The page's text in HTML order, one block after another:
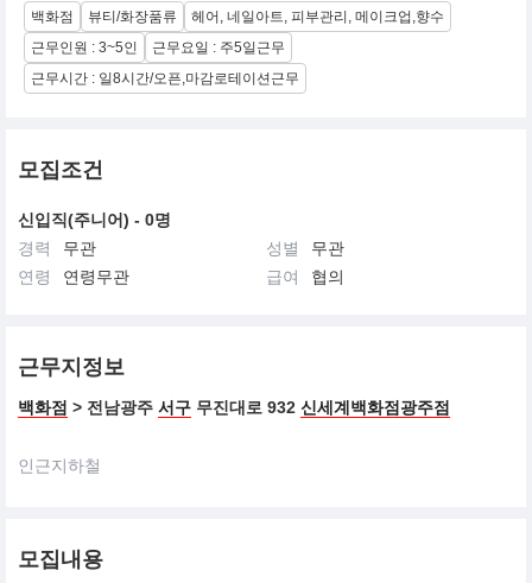
백화점 뷰티/화장품류
헤어, 네일아트, 피부관리, 메이크업,향수
근무인원 : 3~5인
근무요일 : 주5일근무
근무시간 : 일8시간/오픈,마감로테이션근무
모집조건
신입직(주니어) - 0명
경력
무관 성별
무관
연령
연령무관 급여 협의
근무지정보
백화점 > 전남광주 서구 무진대로 932 신세계백화점광주점
인근지하철
모집내용